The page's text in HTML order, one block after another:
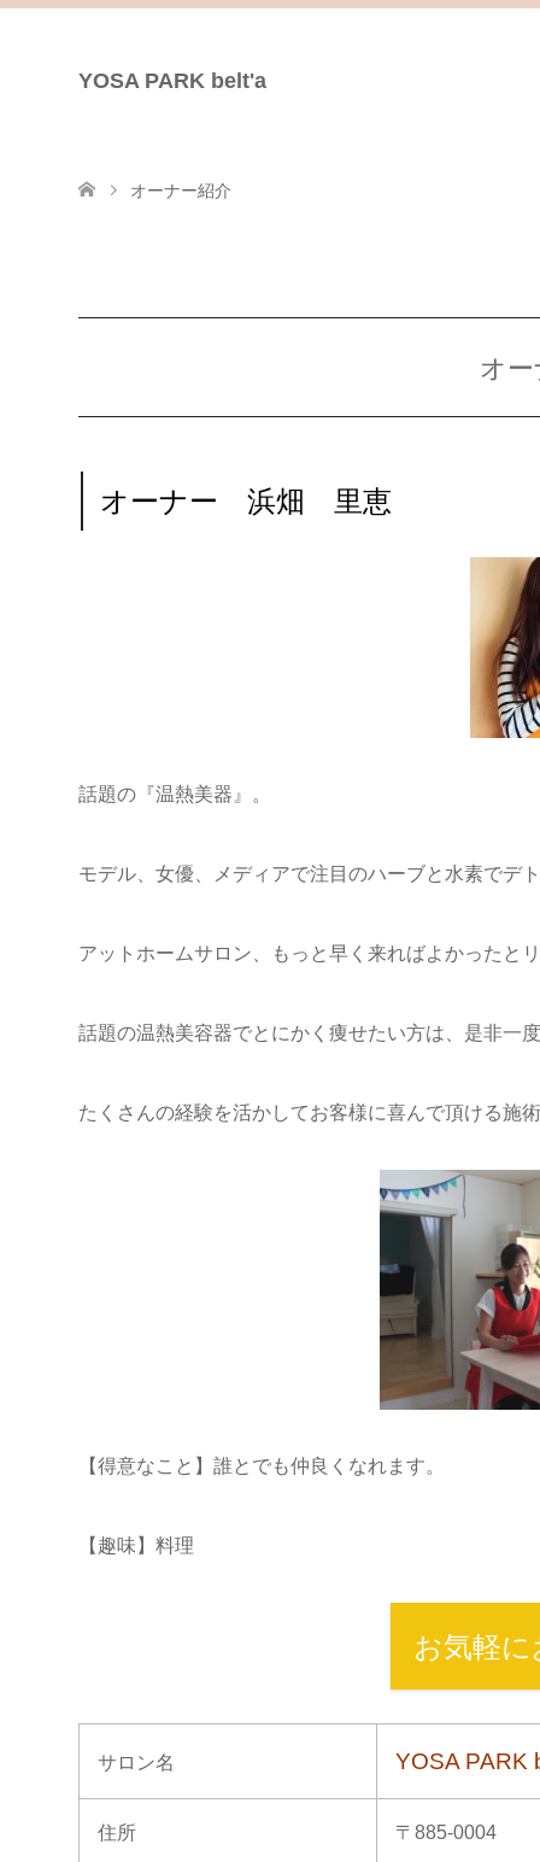
YOSA PARK belt'a
オーナー紹介
オ
オーナー 浜畑 里恵
話題の『温熱美器』。
モデル、女優、メディアで注目のハーブと水素でデ
アットホームサロン、もっと早く来ればよかったと
話題の温熱美容器でとにかく痩せたい方は、是非一
たくさんの経験を活かしてお客様に喜んで頂ける施
【得意なこと】誰とでも仲良くなれます。
【趣味】料理
お気軽
サロン名 YOSA PARK
住所 〒885-0004